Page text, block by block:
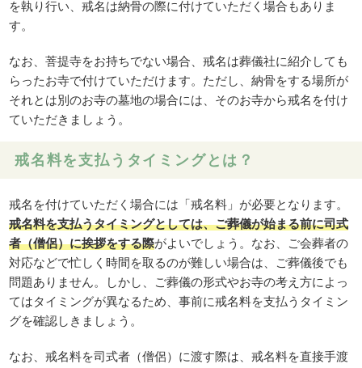
を執り行い、戒名は納骨の際に付けていただく場合もありま
す。
なお、菩提寺をお持ちでない場合、戒名は葬儀社に紹介しても
らったお寺で付けていただけます。ただし、納骨をする場所が
それとは別のお寺の墓地の場合には、そのお寺から戒名を付け
ていただきましょう。
戒名料を支払うタイミングとは？
戒名を付けていただく場合には「戒名料」が必要となります。
戒名料を支払うタイミングとしては、ご葬儀が始まる前に司式
者（僧侶）に挨拶をする際がよいでしょう。なお、ご会葬者の
対応などで忙しく時間を取るのが難しい場合は、ご葬儀後でも
問題ありません。しかし、ご葬儀の形式やお寺の考え方によっ
てはタイミングが異なるため、事前に戒名料を支払うタイミン
グを確認しきましょう。
なお、戒名料を司式者（僧侶）に渡す際は、戒名料を直接手渡